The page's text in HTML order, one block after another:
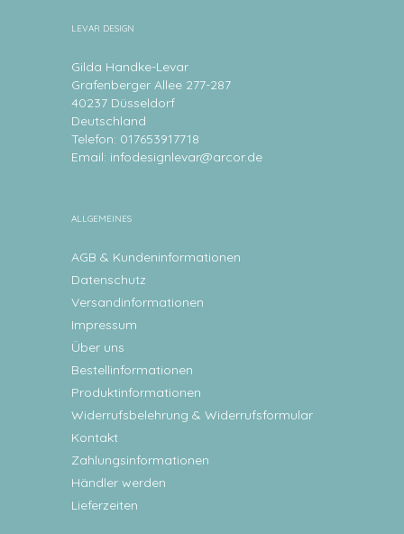
LEVAR DESIGN
Gilda Handke-Levar
Grafenberger Allee 277-287
40237 Düsseldorf
Deutschland
Telefon: 017653917718
Email: infodesignlevar@arcor.de
ALLGEMEINES
AGB & Kundeninformationen
Datenschutz
Versandinformationen
Impressum
Über uns
Bestellinformationen
Produktinformationen
Widerrufsbelehrung & Widerrufsformular
Kontakt
Zahlungsinformationen
Händler werden
Lieferzeiten